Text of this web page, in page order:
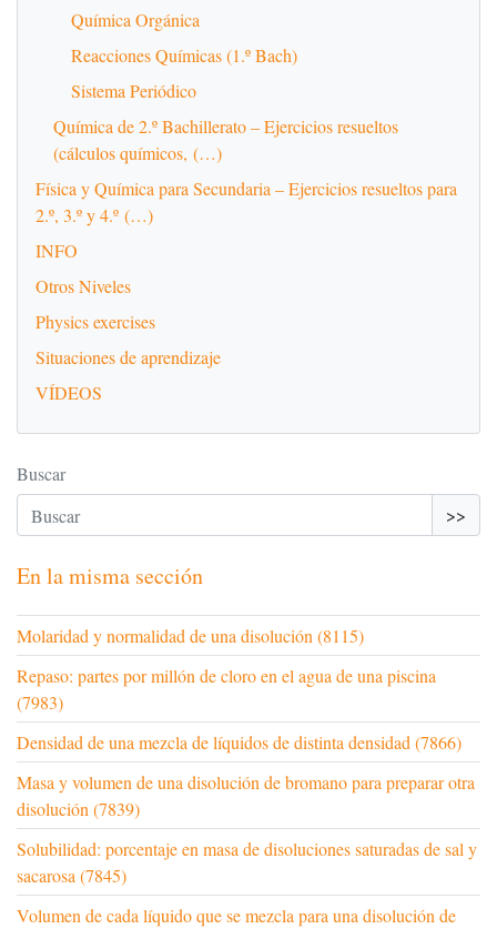
Química Orgánica
Reacciones Químicas (1.º Bach)
Sistema Periódico
Química de 2.º Bachillerato – Ejercicios resueltos
(cálculos químicos, (…)
Física y Química para Secundaria – Ejercicios resueltos para
2.º, 3.º y 4.º (…)
INFO
Otros Niveles
Physics exercises
Situaciones de aprendizaje
VÍDEOS
Buscar
>>
En la misma sección
Molaridad y normalidad de una disolución (8115)
Repaso: partes por millón de cloro en el agua de una piscina
(7983)
Densidad de una mezcla de líquidos de distinta densidad (7866)
Masa y volumen de una disolución de bromano para preparar otra
disolución (7839)
Solubilidad: porcentaje en masa de disoluciones saturadas de sal y
sacarosa (7845)
Volumen de cada líquido que se mezcla para una disolución de